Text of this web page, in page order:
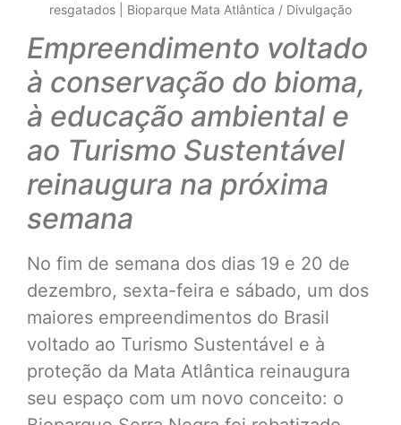
resgatados | Bioparque Mata Atlântica / Divulgação
Empreendimento voltado
à conservação do bioma,
à educação ambiental e
ao Turismo Sustentável
reinaugura na próxima
semana
No fim de semana dos dias 19 e 20 de
dezembro, sexta-feira e sábado, um dos
maiores empreendimentos do Brasil
voltado ao Turismo Sustentável e à
proteção da Mata Atlântica reinaugura
seu espaço com um novo conceito: o